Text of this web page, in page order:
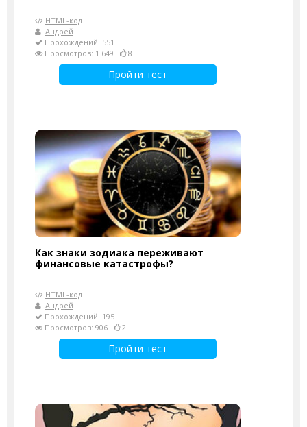
HTML-код
Андрей
Прохождений: 551
Просмотров: 1 649
8
Пройти тест
Как знаки зодиака переживают
финансовые катастрофы?
HTML-код
Андрей
Прохождений: 195
Просмотров: 906
2
Пройти тест